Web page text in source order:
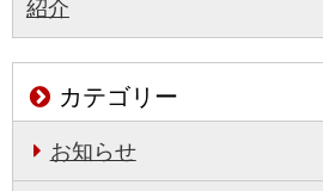
紹介
カテゴリー
お知らせ